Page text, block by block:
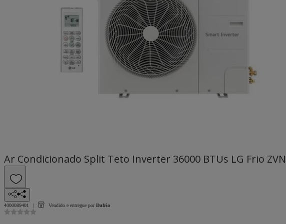
Ar Condicionado Split Teto Inverter 36000 BTUs LG Frio
4000089401 Vendido e entregue por Dufrio